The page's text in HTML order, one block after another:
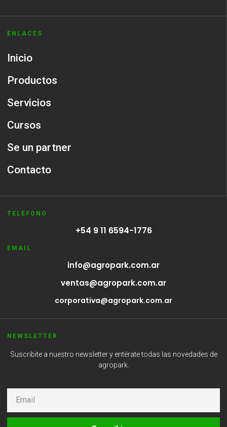
ENLACES
Inicio
Productos
Servicios
Cursos
Se un partner
Contacto
TELEFONO
+54 9 11 6594-1776
EMAIL
info@agropark.com.ar
ventas@agropark.com.ar
corporativa@agropark.com.ar
NEWSLETTER
Suscribite a nuestro newsletter y entérate todas las novedades de
agropark.